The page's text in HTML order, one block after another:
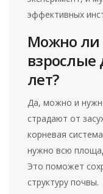
эффективных
Можно ли
взрослые
лет?
Да, можно и
страдают от
корневая
нужно всю
Это поможет
структуру почвы.